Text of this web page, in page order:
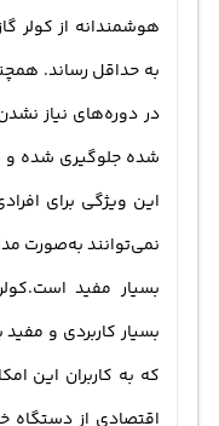
هوشمندانه از کولر
به حداقل رساند.
در دوره‌های نیاز
شده جلوگیری شده
این ویژگی برای
نمی‌توانند به‌صورت
که به کاربران این
اقتصادی از دستگاه